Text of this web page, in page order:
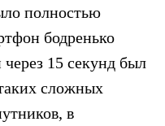
полностью
бодренько
15 секунд был
сложных
в